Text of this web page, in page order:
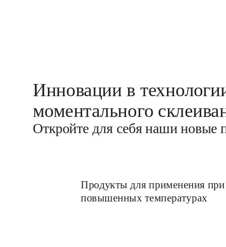
Инновации в
моментального
Откройте для себя наши новые
Продукты для применения
повышенных температурах